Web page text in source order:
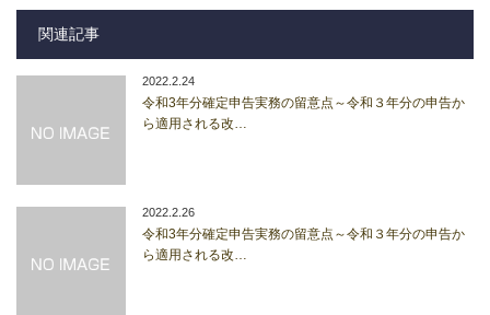
関連記事
2022.2.24
令和3年分確定申告実務の留意点～令和３年分の申告か
ら適用される改…
2022.2.26
令和3年分確定申告実務の留意点～令和３年分の申告か
ら適用される改…